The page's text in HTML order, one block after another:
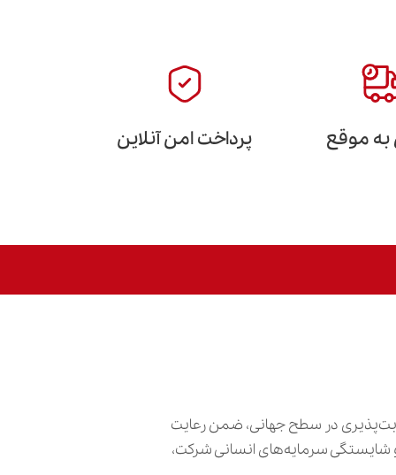
به موقع پرداخت امن آنلاین
در سطح جهانی، ضمن رعایت
و شایستگی سرمایه‌های انسانی شرکت،